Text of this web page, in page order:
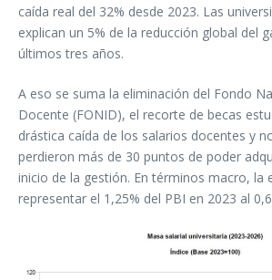
caída real del 32% desde 2023. Las
explican un 5% de la reducción global del
últimos tres años.
A eso se suma la eliminación del Fondo
Docente (FONID), el recorte de becas
drástica caída de los salarios docentes y
perdieron más de 30 puntos de poder
inicio de la gestión. En términos macro, la
representar el 1,25% del PBI en 2023 al